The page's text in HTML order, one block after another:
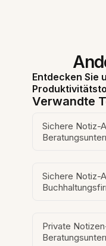
Entdecken Sie
Verwandte
Sichere Notiz-
Sichere Notiz-
Private